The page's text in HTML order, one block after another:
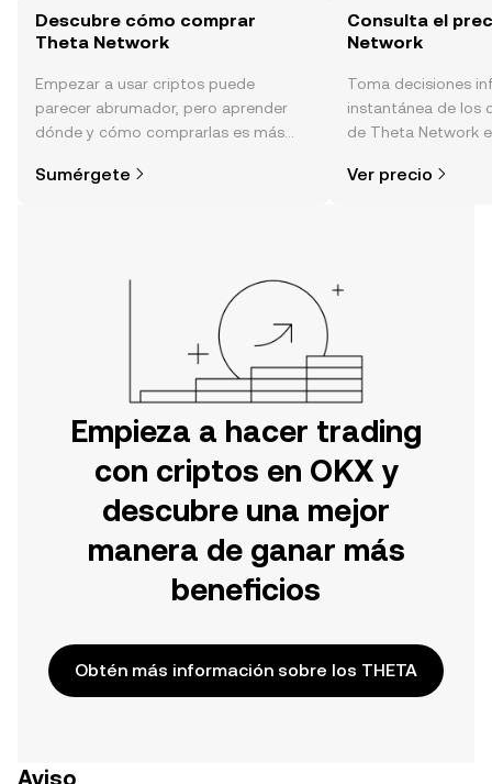
Descubre cómo comprar
Theta Network
Empezar a usar criptos puede
parecer abrumador, pero aprender
dónde y cómo comprarlas es más
tu aventura en la aplicación móvil de
Sumérgete
Consulta el
Network
Toma decisiones
instantánea de los
de Theta Network
noticias y más.
Ver precio
Empieza a hacer trading
con criptos en OKX y
descubre una mejor
manera de ganar más
beneficios
Obtén más información sobre los THETA
Aviso